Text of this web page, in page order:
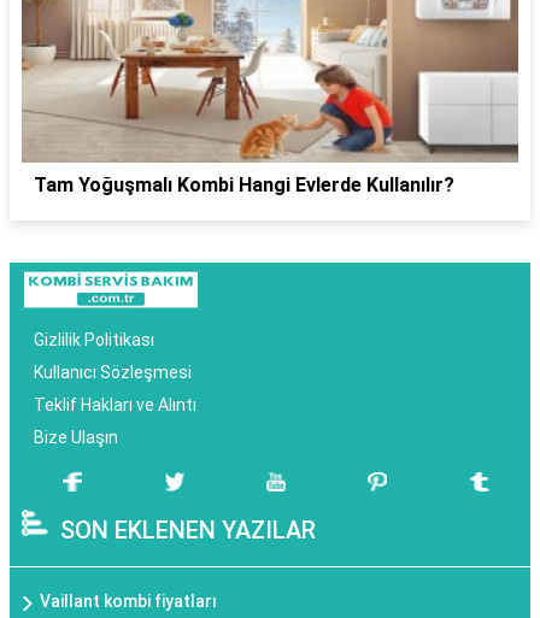
Tam Yoğuşmalı Kombi Hangi Evlerde Kullanılır?
Gizlilik Politikası
Kullanıcı Sözleşmesi
Teklif Hakları ve Alıntı
Bize Ulaşın
SON EKLENEN YAZILAR
Vaillant kombi fiyatları